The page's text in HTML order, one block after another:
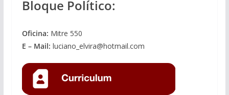
Bloque Político:
Oficina: Mitre 550
E – Mail: luciano_elvira@hotmail.com